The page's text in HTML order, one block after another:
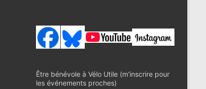
Être bénévole à Vélo Utile (m'inscrire pour
les événements proches)